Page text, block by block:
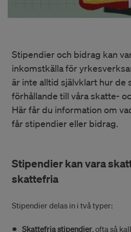
Stipendier och bidrag kan
inkomstkälla för
är inte alltid självklart hur de
förhållande till våra skatte-
Här får du information om
får stipendier eller bidrag.
Stipendier kan vara
skattefria
Stipendier delas in i två typer:
Skattefria stipendier, ofta så